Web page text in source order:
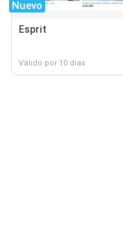
Nuevo
Esprit
Válido por 10 días